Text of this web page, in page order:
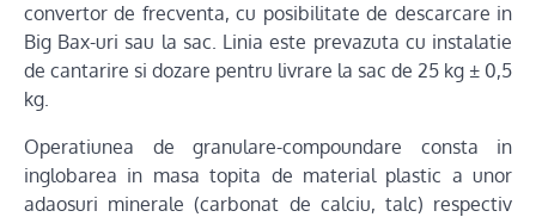
convertor de frecventa, cu posibilitate de descarcare in
Big Bax-uri sau la sac. Linia este prevazuta cu instalatie
de cantarire si dozare pentru livrare la sac de 25 kg ± 0,5
kg.
Operatiunea de granulare-compoundare consta in
inglobarea in masa topita de material plastic a unor
adaosuri minerale (carbonat de calciu, talc) respectiv